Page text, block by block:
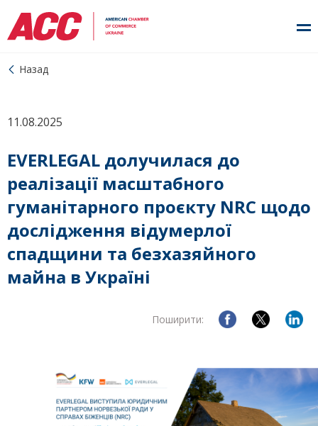
Назад
11.08.2025
EVERLEGAL долучилася до
реалізації масштабного
гуманітарного проєкту NRC щодо
дослідження відумерлої
спадщини та безхазяйного
майна в Україні
Поширити: